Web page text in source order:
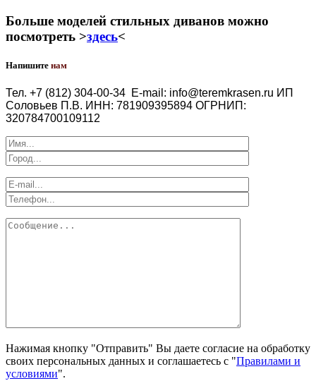
Больше моделей стильных диванов можно
посмотреть >здесь<
Напишите нам
Тел. +7 (812) 304-00-34 E-mail: info@teremkrasen.ru ИП
Соловьев П.В. ИНН: 781909395894 ОГРНИП:
320784700109112
Нажимая кнопку "Отправить" Вы даете согласие на обработку
своих персональных данных и соглашаетесь с "Правилами и
условиями".